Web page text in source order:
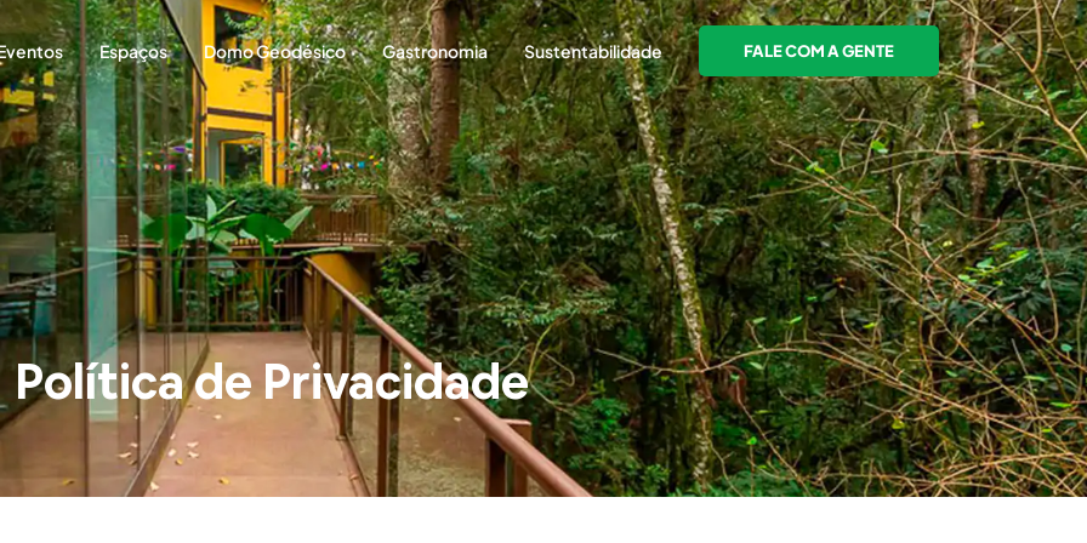
Espaços Domo Geodésico Gastronomia Sustentabilidade FALE COM A GENTE
Política de Privacidade